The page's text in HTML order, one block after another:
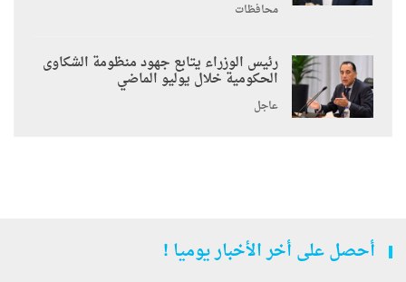
محافظات
رئيس الوزراء يتابع جهود منظومة الشكاوى
الحكومية خلال يوليو الماضي
عاجل
أحصل على أخر الأخبار يوميا !